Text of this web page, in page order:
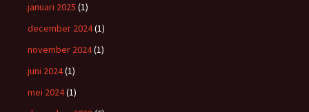
januari 2025 (1)
december 2024(1)
november 2024(1)
juni 2024(1)
mei 2024(1)